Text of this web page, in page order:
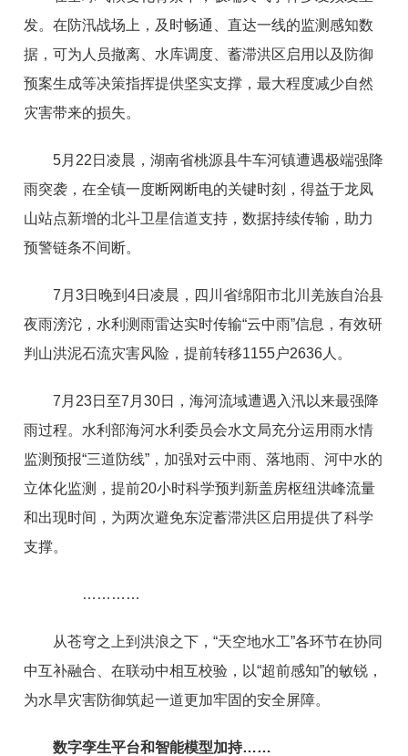
发。在防汛战场上，及时畅通、直达一线的监测感知数
据，可为人员撤离、水库调度、蓄滞洪区启用以及防御
预案生成等决策指挥提供坚实支撑，最大程度减少自然
灾害带来的损失。
5月22日凌晨，湖南省桃源县牛车河镇遭遇极端强降
雨突袭，在全镇一度断网断电的关键时刻，得益于龙凤
山站点新增的北斗卫星信道支持，数据持续传输，助力
预警链条不间断。
7月3日晚到4日凌晨，四川省绵阳市北川羌族自治县
夜雨滂沱，水利测雨雷达实时传输“云中雨”信息，有效研
判山洪泥石流灾害风险，提前转移1155户2636人。
7月23日至7月30日，海河流域遭遇入汛以来最强降
雨过程。水利部海河水利委员会水文局充分运用雨水情
监测预报“三道防线”，加强对云中雨、落地雨、河中水的
立体化监测，提前20小时科学预判新盖房枢纽洪峰流量
和出现时间，为两次避免东淀蓄滞洪区启用提供了科学
支撑。
…………
从苍穹之上到洪浪之下，“天空地水工”各环节在协同
中互补融合、在联动中相互校验，以“超前感知”的敏锐，
为水旱灾害防御筑起一道更加牢固的安全屏障。
数字孪生平台和智能模型加持……